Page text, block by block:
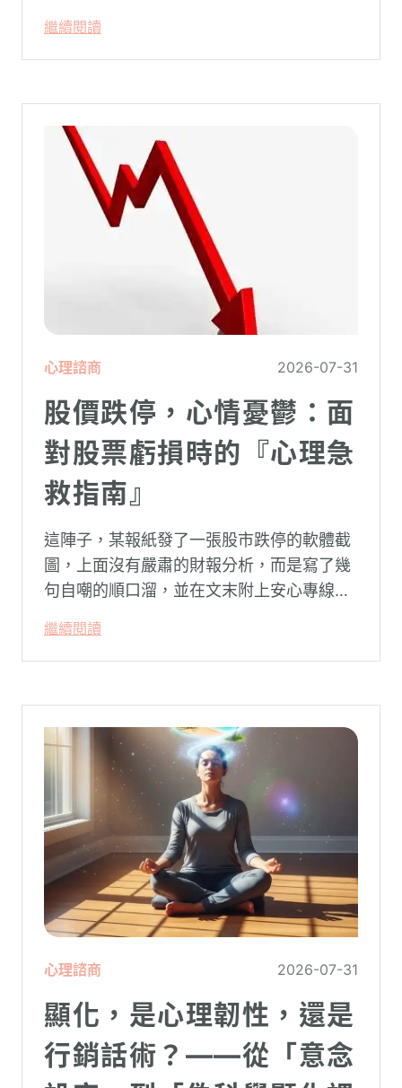
系統在長久使用之下，突然在某一次需要處
理更高層次的資料時，電腦呈現當機現象，
造成重大影響。
繼續閱讀
心理諮商 2026-07-31
股價跌停，心情憂鬱：面
對股票虧損時的『心理急
救指南』
這陣子，某報紙發了一張股市跌停的軟體截
圖，上面沒有嚴肅的財報分析，而是寫了幾
句自嘲的順口溜，並在文末附上安心專線與
被廣泛轉載。對許多投資人而言，螢幕上下
跌的數字背後，實質連結的是個人的財務壓
繼續閱讀
心理諮商 2026-07-31
顯化，是心理韌性，還是
行銷話術？——從「意念